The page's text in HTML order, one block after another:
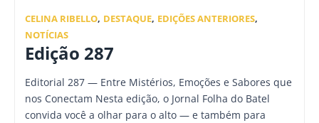
CELINA RIBELLO, DESTAQUE, EDIÇÕES ANTERIORES,
NOTÍCIAS
Edição 287
Editorial 287 — Entre Mistérios, Emoções e Sabores que
nos Conectam Nesta edição, o Jornal Folha do Batel
convida você a olhar para o alto — e também para